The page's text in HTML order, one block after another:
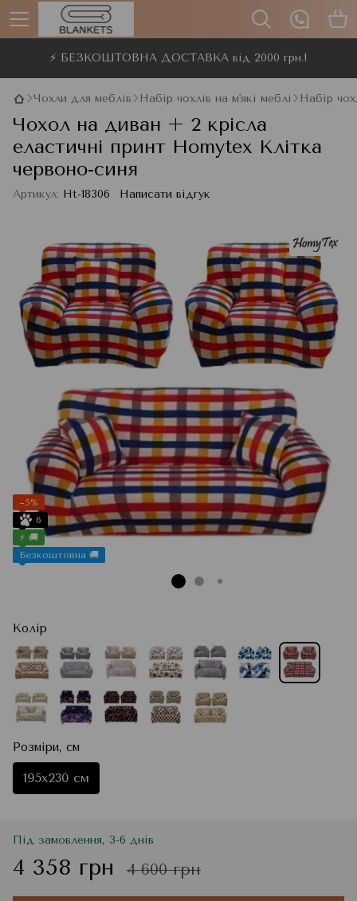
⚡ БЕЗКОШТОВНА ДОСТАВКА від 2000 грн.!
Чохли для меблів Набір чохлів на м'які меблі Набір
Чохол на диван + 2 крісла
еластичні принт Homytex Клітка
червоно-синя
Артикул: Ht-18306 Написати відгук
−5%
6
⚡ 🚚
Безкоштовна 🚚
Колір
Розміри, см
195x230 см
Під замовлення, 3-6 днів
4 358 грн 4 600 грн